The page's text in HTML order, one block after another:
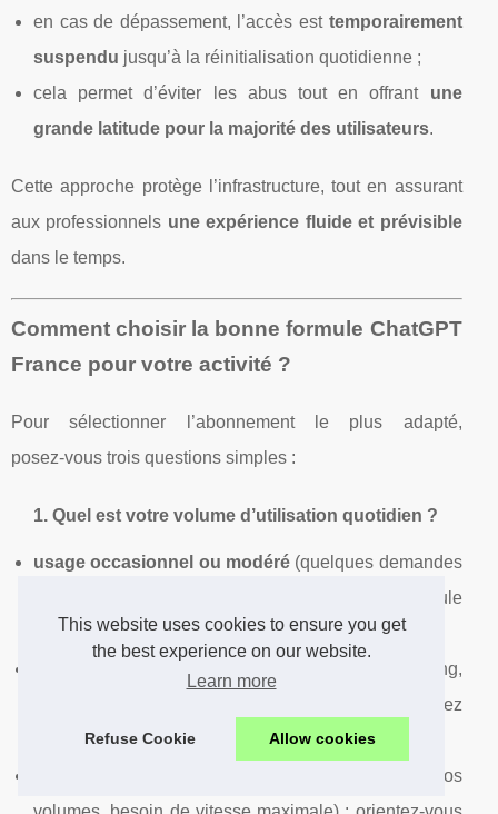
This website uses cookies to ensure you get
the best experience on our website.
Learn more
Refuse Cookie Allow cookies
en cas de dépassement, l’accès est temporairement
suspendu jusqu’à la réinitialisation quotidienne ;
cela permet d’éviter les abus tout en offrant une
grande latitude pour la majorité des utilisateurs.
Cette approche protège l’infrastructure, tout en assurant
aux professionnels une expérience fluide et prévisible
dans le temps.
Comment choisir la bonne formule ChatGPT
France pour votre activité ?
Pour sélectionner l’abonnement le plus adapté,
posez‑vous trois questions simples :
1. Quel est votre volume d’utilisation quotidien ?
usage occasionnel ou modéré(quelques demandes
par jour, rédaction basique, synthèses) : la formule
ChatGPT 4est souvent suffisante ;
(contenus marketing,
réponses clients, recherche web, images) : privilégiez
ChatGPT 4 Maxi;
(analyses complexes, gros